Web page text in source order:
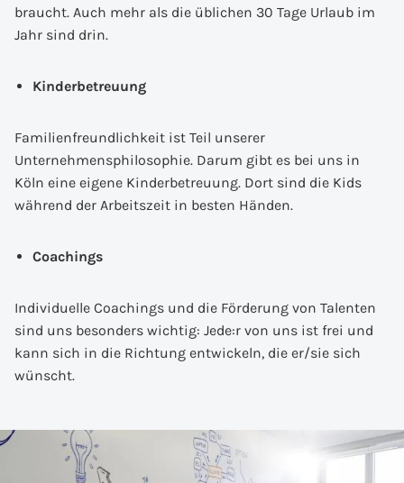
braucht. Auch mehr als die üblichen 30 Tage Urlaub im
Jahr sind drin.
Kinderbetreuung
Familienfreundlichkeit ist Teil unserer
Unternehmensphilosophie. Darum gibt es bei uns in
Köln eine eigene Kinderbetreuung. Dort sind die Kids
während der Arbeitszeit in besten Händen.
Coachings
Individuelle Coachings und die Förderung von Talenten
sind uns besonders wichtig: Jede:r von uns ist frei und
kann sich in die Richtung entwickeln, die er/sie sich
wünscht.